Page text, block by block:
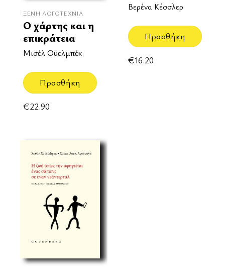
ΞΈΝΗ ΛΟΓΟΤΕΧΝΊΑ
Ο χάρτης και η
επικράτεια
Μισέλ Ουελμπέκ
Προσθήκη
€22.90
Βερένα Κέσσλερ
Προσθήκη
€16.20